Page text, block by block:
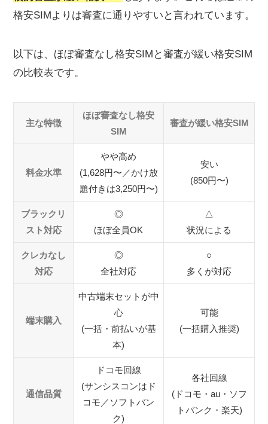
不払い者情報交換に参加していない事業者を選ぶ
家族名義で契約する
ほぼ審査なしの格安SIMに申し込む
申込情報を見直して再チャレンジする
端末は一括購入または10万円以下の端末にする
審査なし格安SIMに関するよくある質問（FAQ）
携帯ブラックリストはいつ解除される？
eSIMで審査なしの格安SIMはある？
審査なし格安SIMでもMNPは可能？
クレジットカードなしでも契約できる格安SIMはど
本人確認なしで契約できる格安SIMはある？
ゲオの格安SIMにも審査はある？
まとめ：ほぼ審査なしの格安SIMなら携帯ブラッ
クでも契約できる
格安SIMよりは審査に通りやすいと言われています。
以下は、ほぼ審査なし格安SIMと審査が緩い格安SIM
の比較表です。
主な特徴
ほぼ審査なし格安
SIM
審査が緩い格安SIM
料金水準
やや高め
(1,628円〜／かけ放
題付きは3,250円〜)
安い
(850円〜)
ブラックリ
スト対応
◎
ほぼ全員OK
△
状況による
クレカなし
対応
◎
全社対応
○
多くが対応
端末購入
中古端末セットが中
心
(一括・前払いが基
本)
可能
(一括購入推奨)
通信品質
ドコモ回線
(サンシスコンはド
コモ／ソフトバン
ク)
各社回線
(ドコモ・au・ソフ
トバンク・楽天)